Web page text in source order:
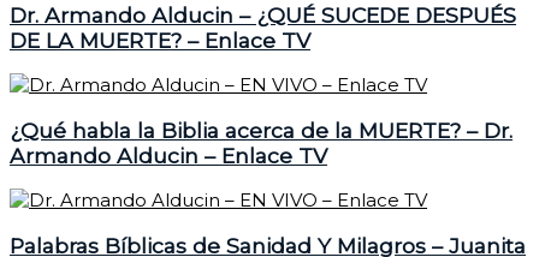
Dr. Armando Alducin – ¿QUÉ SUCEDE DESPUÉS
DE LA MUERTE? – Enlace TV
¿Qué habla la Biblia acerca de la MUERTE? – Dr.
Armando Alducin – Enlace TV
Palabras Bíblicas de Sanidad Y Milagros – Juanita